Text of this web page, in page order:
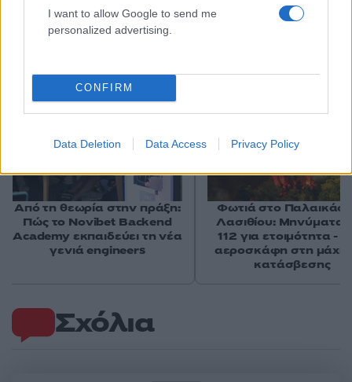
I want to allow Google to send me
personalized advertising.
CONFIRM
Data Deletion Data Access Privacy Policy
Σχόλια
Αν τα χάσατε
Από τη θεωρία στην πράξη:
Πώς το Novibet Backend
Academy εκπαιδεύει τη νέα
γενιά engineers
Φωτιά στο
Λασιθίου: Μηνύματα
112 για ετοιμότητα -
αεροσκάφη στη μάχη
κατάσβεσης